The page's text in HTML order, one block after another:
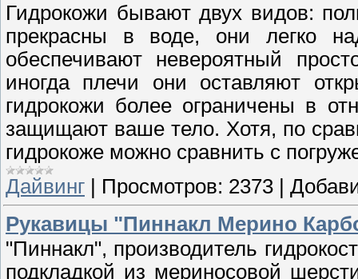
Гидрокожи бывают двух видов:
прекрасны в воде, они легко
обеспечивают невероятный
иногда плечи они оставляют
гидрокожи более ограничены в
защищают ваше тело. Хотя, по
гидрокоже можно сравнить с
Дайвинг
Просмотров: 2373
Рукавицы "Пиннакл Мерино
"Пиннакл", производитель
подкладкой из мериносовой